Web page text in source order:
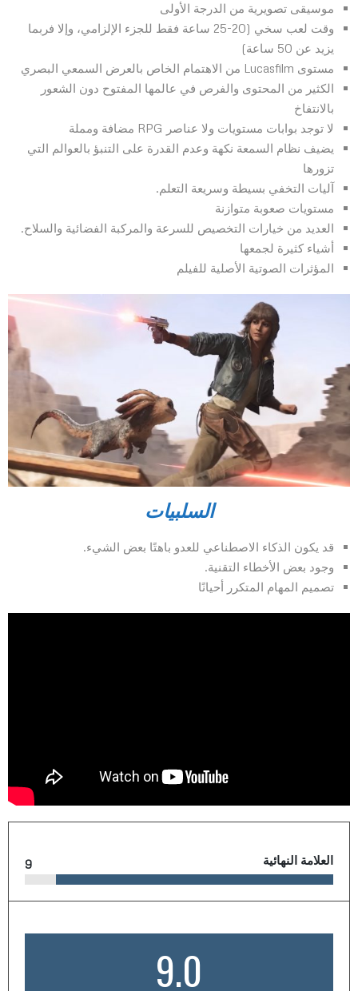
موسيقى تصويرية من الدرجة الأولى
وقت لعب سخي (20-25 ساعة فقط للجزء الإلزامي، وإلا فربما
يزيد عن 50 ساعة)
مستوى Lucasfilm من الاهتمام الخاص بالعرض السمعي البصري
الكثير من المحتوى والفرص في عالمها المفتوح دون الشعور
بالانتفاخ
لا توجد بوابات مستويات ولا عناصر RPG مضافة ومملة
يضيف نظام السمعة نكهة وعدم القدرة على التنبؤ بالعوالم التي
تزورها
آليات التخفي بسيطة وسريعة التعلم.
مستويات صعوبة متوازنة
العديد من خيارات التخصيص للسرعة والمركبة الفضائية والسلاح.
أشياء كثيرة لجمعها
المؤثرات الصوتية الأصلية للفيلم
السلبيات
قد يكون الذكاء الاصطناعي للعدو باهتًا بعض الشيء.
وجود بعض الأخطاء التقنية.
تصميم المهام المتكرر أحيانًا
العلامة النهائية 9
9.0